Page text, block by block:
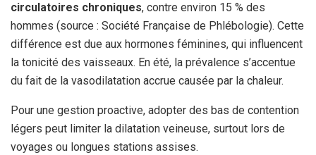
circulatoires chroniques, contre environ 15 % des
hommes (source : Société Française de Phlébologie). Cette
différence est due aux hormones féminines, qui influencent
la tonicité des vaisseaux. En été, la prévalence s’accentue
du fait de la vasodilatation accrue causée par la chaleur.
Pour une gestion proactive, adopter des bas de contention
légers peut limiter la dilatation veineuse, surtout lors de
voyages ou longues stations assises.